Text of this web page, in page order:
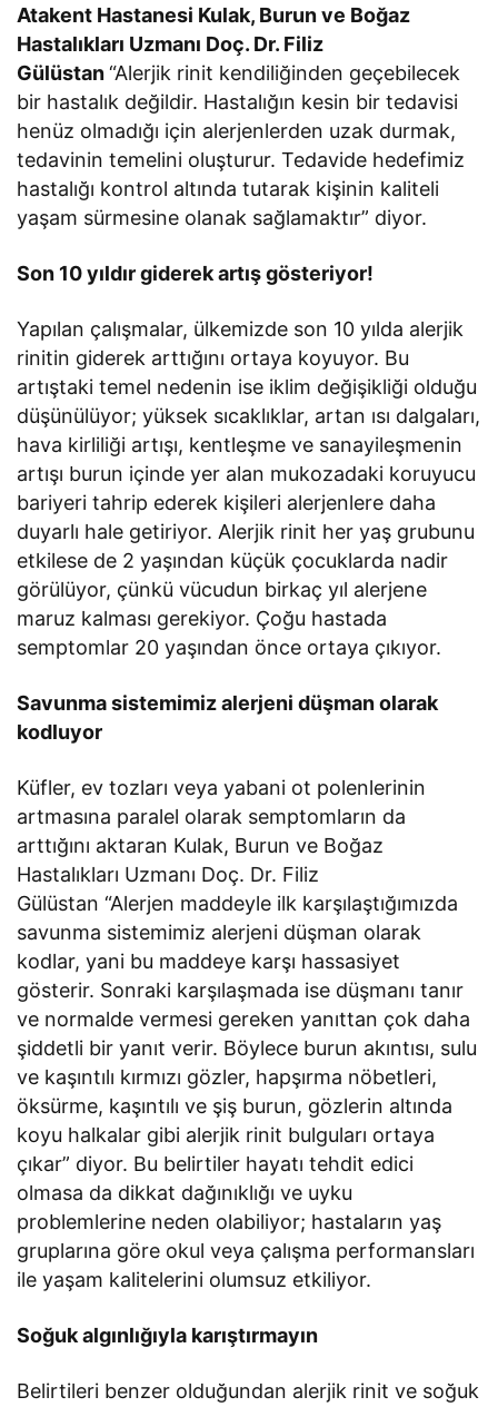
Atakent Hastanesi Kulak, Burun ve Boğaz
Hastalıkları Uzmanı Doç. Dr. Filiz
Gülüstan“Alerjik rinit kendiliğinden geçebilecek
bir hastalık değildir. Hastalığın kesin bir tedavisi
henüz olmadığı için alerjenlerden uzak durmak,
tedavinin temelini oluşturur. Tedavide hedefimiz
hastalığı kontrol altında tutarak kişinin kaliteli
yaşam sürmesine olanak sağlamaktır” diyor.
Son 10 yıldır giderek artış gösteriyor!
Yapılan çalışmalar, ülkemizde son 10 yılda alerjik
rinitin giderek arttığını ortaya koyuyor. Bu
artıştaki temel nedenin ise iklim değişikliği olduğu
düşünülüyor; yüksek sıcaklıklar, artan ısı dalgaları,
hava kirliliği artışı, kentleşme ve sanayileşmenin
artışı burun içinde yer alan mukozadaki koruyucu
bariyeri tahrip ederek kişileri alerjenlere daha
duyarlı hale getiriyor. Alerjik rinit her yaş grubunu
etkilese de 2 yaşından küçük çocuklarda nadir
görülüyor, çünkü vücudun birkaç yıl alerjene
maruz kalması gerekiyor. Çoğu hastada
semptomlar 20 yaşından önce ortaya çıkıyor.
Savunma sistemimiz alerjeni düşman olarak
kodluyor
Küfler, ev tozları veya yabani ot polenlerinin
artmasına paralel olarak semptomların da
arttığını aktaran Kulak, Burun ve Boğaz
Hastalıkları Uzmanı Doç. Dr. Filiz
Gülüstan “Alerjen maddeyle ilk karşılaştığımızda
savunma sistemimiz alerjeni düşman olarak
kodlar, yani bu maddeye karşı hassasiyet
gösterir. Sonraki karşılaşmada ise düşmanı tanır
ve normalde vermesi gereken yanıttan çok daha
şiddetli bir yanıt verir. Böylece burun akıntısı, sulu
ve kaşıntılı kırmızı gözler, hapşırma nöbetleri,
öksürme, kaşıntılı ve şiş burun, gözlerin altında
koyu halkalar gibi alerjik rinit bulguları ortaya
çıkar” diyor. Bu belirtiler hayatı tehdit edici
olmasa da dikkat dağınıklığı ve uyku
problemlerine neden olabiliyor; hastaların yaş
gruplarına göre okul veya çalışma performansları
ile yaşam kalitelerini olumsuz etkiliyor.
Soğuk algınlığıyla karıştırmayın
Belirtileri benzer olduğundan alerjik rinit ve soğuk